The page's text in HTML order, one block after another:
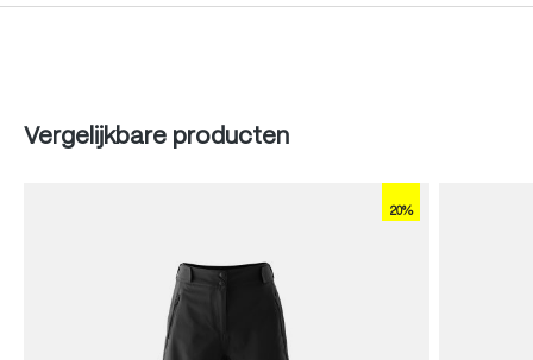
Produktgalerie überspringen
Vergelijkbare producten
20%